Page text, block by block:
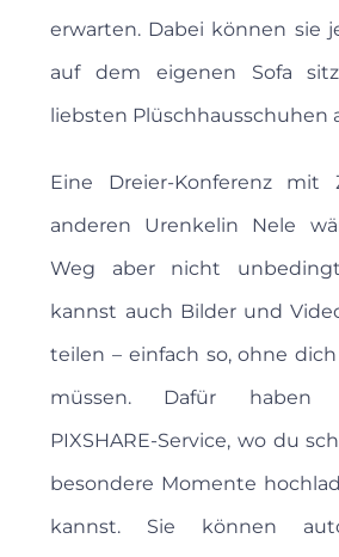
erwarten. Dabei können sie
auf dem eigenen Sofa
liebsten Plüschhausschuhen
Eine Dreier-Konferenz
anderen Urenkelin Nele
Weg aber nicht
kannst auch Bilder und
teilen – einfach so, ohne
müssen. Dafür haben
PIXSHARE-Service, wo du
besondere Momente
kannst. Sie können